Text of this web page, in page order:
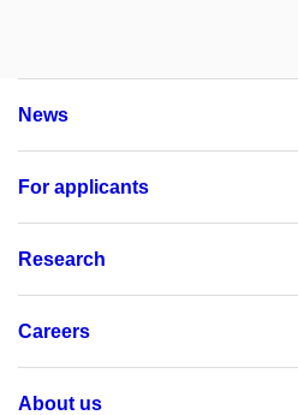
News
For applicants
Research
Careers
About us